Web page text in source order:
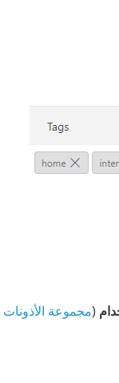
(مجموعة الأذونات